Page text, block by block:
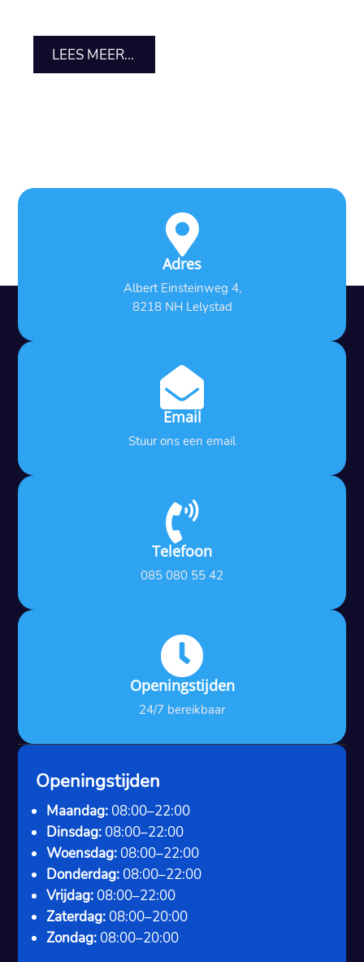
LEES MEER...

Adres
Albert Einsteinweg 4,
8218 NH Lelystad

Email
Stuur ons een email

Telefoon
085 080 55 42

Openingstijden
24/7 bereikbaar
Openingstijden
Maandag: 08:00–22:00
Dinsdag: 08:00–22:00
Woensdag: 08:00–22:00
Donderdag: 08:00–22:00
Vrijdag: 08:00–22:00
Zaterdag: 08:00–20:00
Zondag: 08:00–20:00